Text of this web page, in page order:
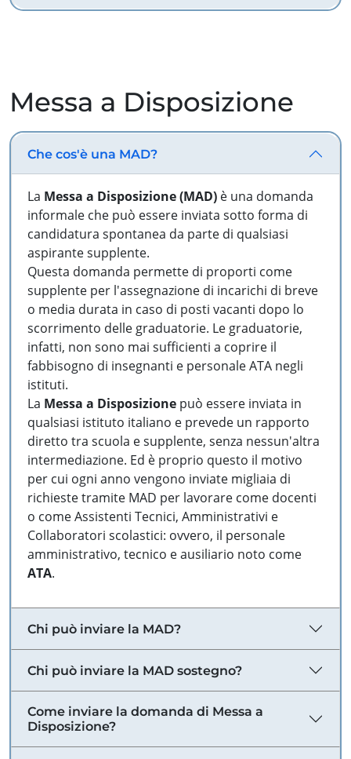
Messa a Disposizione
Che cos'è una MAD?
La Messa a Disposizione (MAD) è una domanda
informale che può essere inviata sotto forma di
candidatura spontanea da parte di qualsiasi
aspirante supplente.
Questa domanda permette di proporti come
supplente per l'assegnazione di incarichi di breve
o media durata in caso di posti vacanti dopo lo
scorrimento delle graduatorie. Le graduatorie,
infatti, non sono mai sufficienti a coprire il
fabbisogno di insegnanti e personale ATA negli
istituti.
La Messa a Disposizione può essere inviata in
qualsiasi istituto italiano e prevede un rapporto
diretto tra scuola e supplente, senza nessun'altra
intermediazione. Ed è proprio questo il motivo
per cui ogni anno vengono inviate migliaia di
richieste tramite MAD per lavorare come docenti
o come Assistenti Tecnici, Amministrativi e
Collaboratori scolastici: ovvero, il personale
amministrativo, tecnico e ausiliario noto come
ATA.
Chi può inviare la MAD?
Chi può inviare la MAD sostegno?
Come inviare la domanda di Messa a
Disposizione?